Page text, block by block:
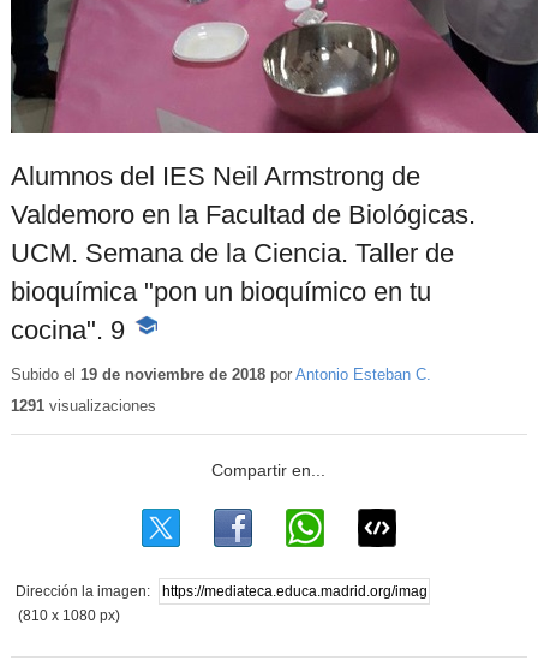
Alumnos del IES Neil Armstrong de
Valdemoro en la Facultad de Biológicas.
UCM. Semana de la Ciencia. Taller de
bioquímica "pon un bioquímico en tu
cocina". 9 -
educativo
Subido el 19 de noviembre de 2018por Antonio Esteban C.
1291visualizaciones
Dirección la imagen:
(810 x 1080 px)